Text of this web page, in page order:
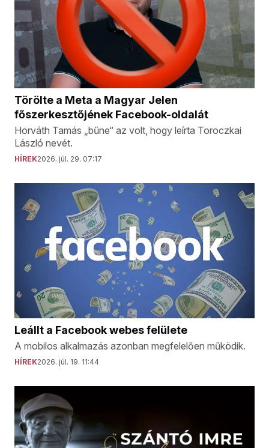
Törölte a Meta a Magyar Jelen
főszerkesztőjének Facebook-oldalát
Horváth Tamás „bűne“ az volt, hogy leírta Toroczkai
László nevét.
HÍREK2026. júl. 29. 07:17
Leállt a Facebook webes felülete
A mobilos alkalmazás azonban megfelelően működik.
HÍREK2026. júl. 19. 11:44